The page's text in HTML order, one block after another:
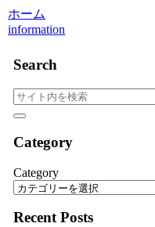
ホーム
information
Search
Category
Category
Recent Posts